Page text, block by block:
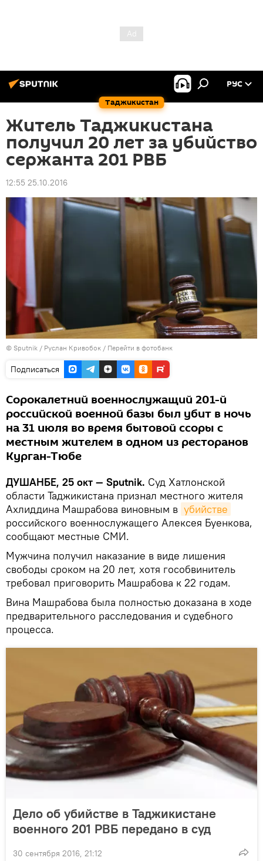
Таджикистан
РУС
Житель Таджикистана
получил 20 лет за убийство
сержанта 201 РВБ
12:55 25.10.2016
© Sputnik / Руслан Кривобок / Перейти в фотобанк
Подписаться
Сорокалетний военнослужащий 201-й
российской военной базы был убит в ночь
на 31 июля во время бытовой ссоры с
местным жителем в одном из ресторанов
Курган-Тюбе
ДУШАНБЕ, 25 окт — Sputnik. Суд Хатлонской
области Таджикистана признал местного жителя
Ахлиддина Машрабова виновным в убийстве
российского военнослужащего Алексея Буенкова,
сообщают местные СМИ.
Мужчина получил наказание в виде лишения
свободы сроком на 20 лет, хотя гособвинитель
требовал приговорить Машрабова к 22 годам.
Вина Машрабова была полностью доказана в ходе
предварительного расследования и судебного
процесса.
Дело об убийстве в Таджикистане
военного 201 РВБ передано в суд
30 сентября 2016, 21:12